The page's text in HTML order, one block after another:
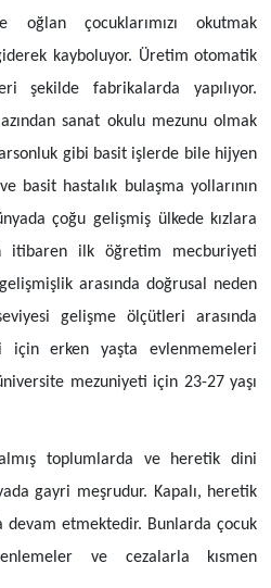
oğlan çocuklarımızı okutmak
kayboluyor. Üretim otomatik
şekilde fabrikalarda yapılıyor.
sanat okulu mezunu olmak
gibi basit işlerde bile hijyen
basit hastalık bulaşma yollarının
çoğu gelişmiş ülkede kızlara
itibaren ilk öğretim mecburiyeti
arasında doğrusal neden
gelişme ölçütleri arasında
için erken yaşta evlenmemeleri
mezuniyeti için 23-27 yaşı
toplumlarda ve heretik dini
gayri meşrudur. Kapalı, heretik
etmektedir. Bunlarda çocuk
ve cezalarla kısmen